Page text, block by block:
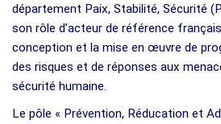
département Paix, Stabilité, Sécurité
son rôle d’acteur de référence
conception et la mise en œuvre de
des risques et de réponses aux
sécurité humaine.
Le pôle « Prévention, Réducation et